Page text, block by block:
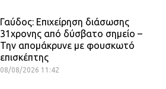
Γαύδος: Επιχείρηση διάσωσης
31χρονης από δύσβατο σημείο –
Την απομάκρυνε με φουσκωτό
επισκέπτης
08/08/2026 11:42